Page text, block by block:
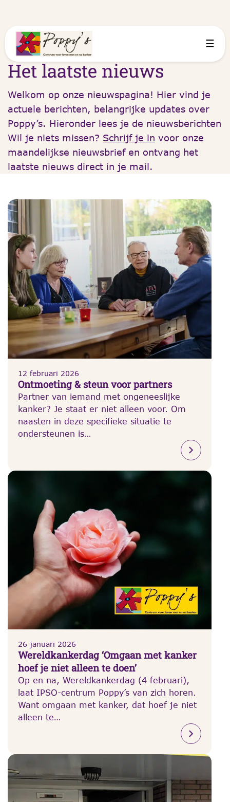
☰
Het laatste nieuws
Welkom op onze nieuwspagina! Hier vind je
actuele berichten, belangrijke updates over
Poppy’s. Hieronder lees je de nieuwsberichten
Wil je niets missen? Schrijf je in voor onze
maandelijkse nieuwsbrief en ontvang het
laatste nieuws direct in je mail.
12 februari 2026
Ontmoeting & steun voor partners
Partner van iemand met ongeneeslijke
kanker? Je staat er niet alleen voor. Om
naasten in deze specifieke situatie te
ondersteunen is…
26 januari 2026
Wereldkankerdag ‘Omgaan met kanker
hoef je niet alleen te doen’
Op en na, Wereldkankerdag (4 februari),
laat IPSO-centrum Poppy’s van zich horen.
Want omgaan met kanker, dat hoef je niet
alleen te…